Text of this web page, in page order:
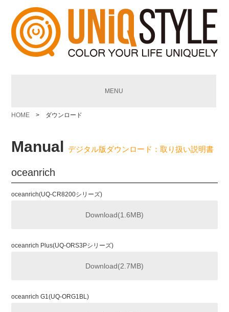
MENU
HOME > ダウンロード
Manual デジタル版ダウンロード：取り扱い説明書
oceanrich
oceanrich(UQ-CR8200シリーズ)
Download(1.6MB)
oceanrich Plus(UQ-ORS3Pシリーズ)
Download(2.7MB)
oceanrich G1(UQ-ORG1BL)